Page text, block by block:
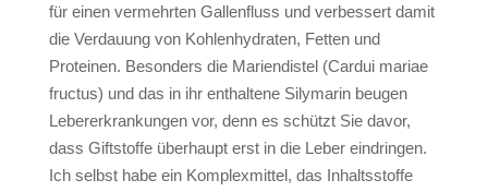
für einen vermehrten Gallenfluss und verbessert damit
die Verdauung von Kohlenhydraten, Fetten und
Proteinen. Besonders die Mariendistel (Cardui mariae
fructus) und das in ihr enthaltene Silymarin beugen
Lebererkrankungen vor, denn es schützt Sie davor,
dass Giftstoffe überhaupt erst in die Leber eindringen.
Ich selbst habe ein Komplexmittel, das Inhaltsstoffe